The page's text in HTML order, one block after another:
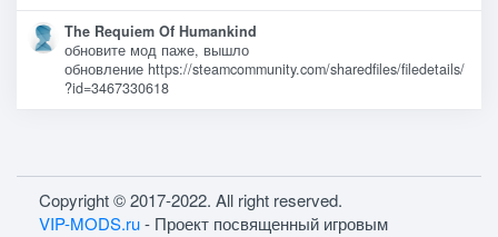
The Requiem Of Humankind
обновите мод паже, вышло
обновление https://steamcommunity.com/sharedfiles/filedetails/
?id=3467330618
Copyright © 2017-2022. All right reserved.
VIP-MODS.ru- Проект посвященный игровым